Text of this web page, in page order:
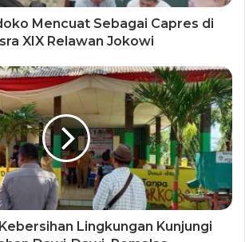
Mencuat Sebagai Capres di
XIX Relawan Jokowi
Lingkungan Kunjungi